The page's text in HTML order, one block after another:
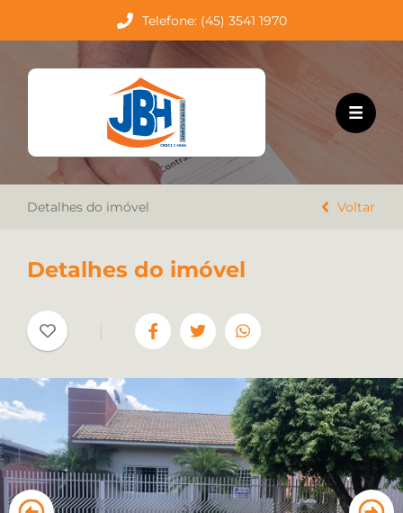
Telefone: (45) 3541 1970
HOME
EMPREENDIMENTOS
VENDA
LOCAÇÃO
Favoritos
Cadastre seu imóvel
Vendas: (45) 99122 2323
Locação: (45) 99922 8925
Detalhes do imóvel Voltar
Detalhes do imóvel